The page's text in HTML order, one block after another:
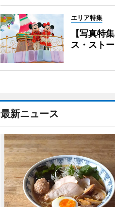
エリア特集
【写真特
ス・スト
最新ニュース